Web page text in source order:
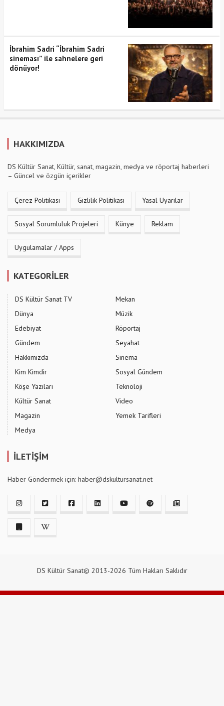
İbrahim Sadri “İbrahim Sadri
sineması” ile sahnelere geri
dönüyor!
HAKKIMIZDA
DS Kültür Sanat, Kültür, sanat, magazin, medya ve röportaj haberleri
– Güncel ve özgün içerikler
Çerez Politikası Gizlilik Politikası Yasal Uyarılar
Sosyal Sorumluluk Projeleri Künye Reklam
Uygulamalar / Apps
KATEGORİLER
DS Kültür Sanat TV
Dünya
Edebiyat
Gündem
Hakkımızda
Kim Kimdir
Köşe Yazıları
Kültür Sanat
Magazin
Medya
Mekan
Müzik
Röportaj
Seyahat
Sinema
Sosyal Gündem
Teknoloji
Video
Yemek Tarifleri
İLETİŞİM
Haber Göndermek için: haber@dskultursanat.net
DS Kültür Sanat© 2013-2026 Tüm Hakları Saklıdır